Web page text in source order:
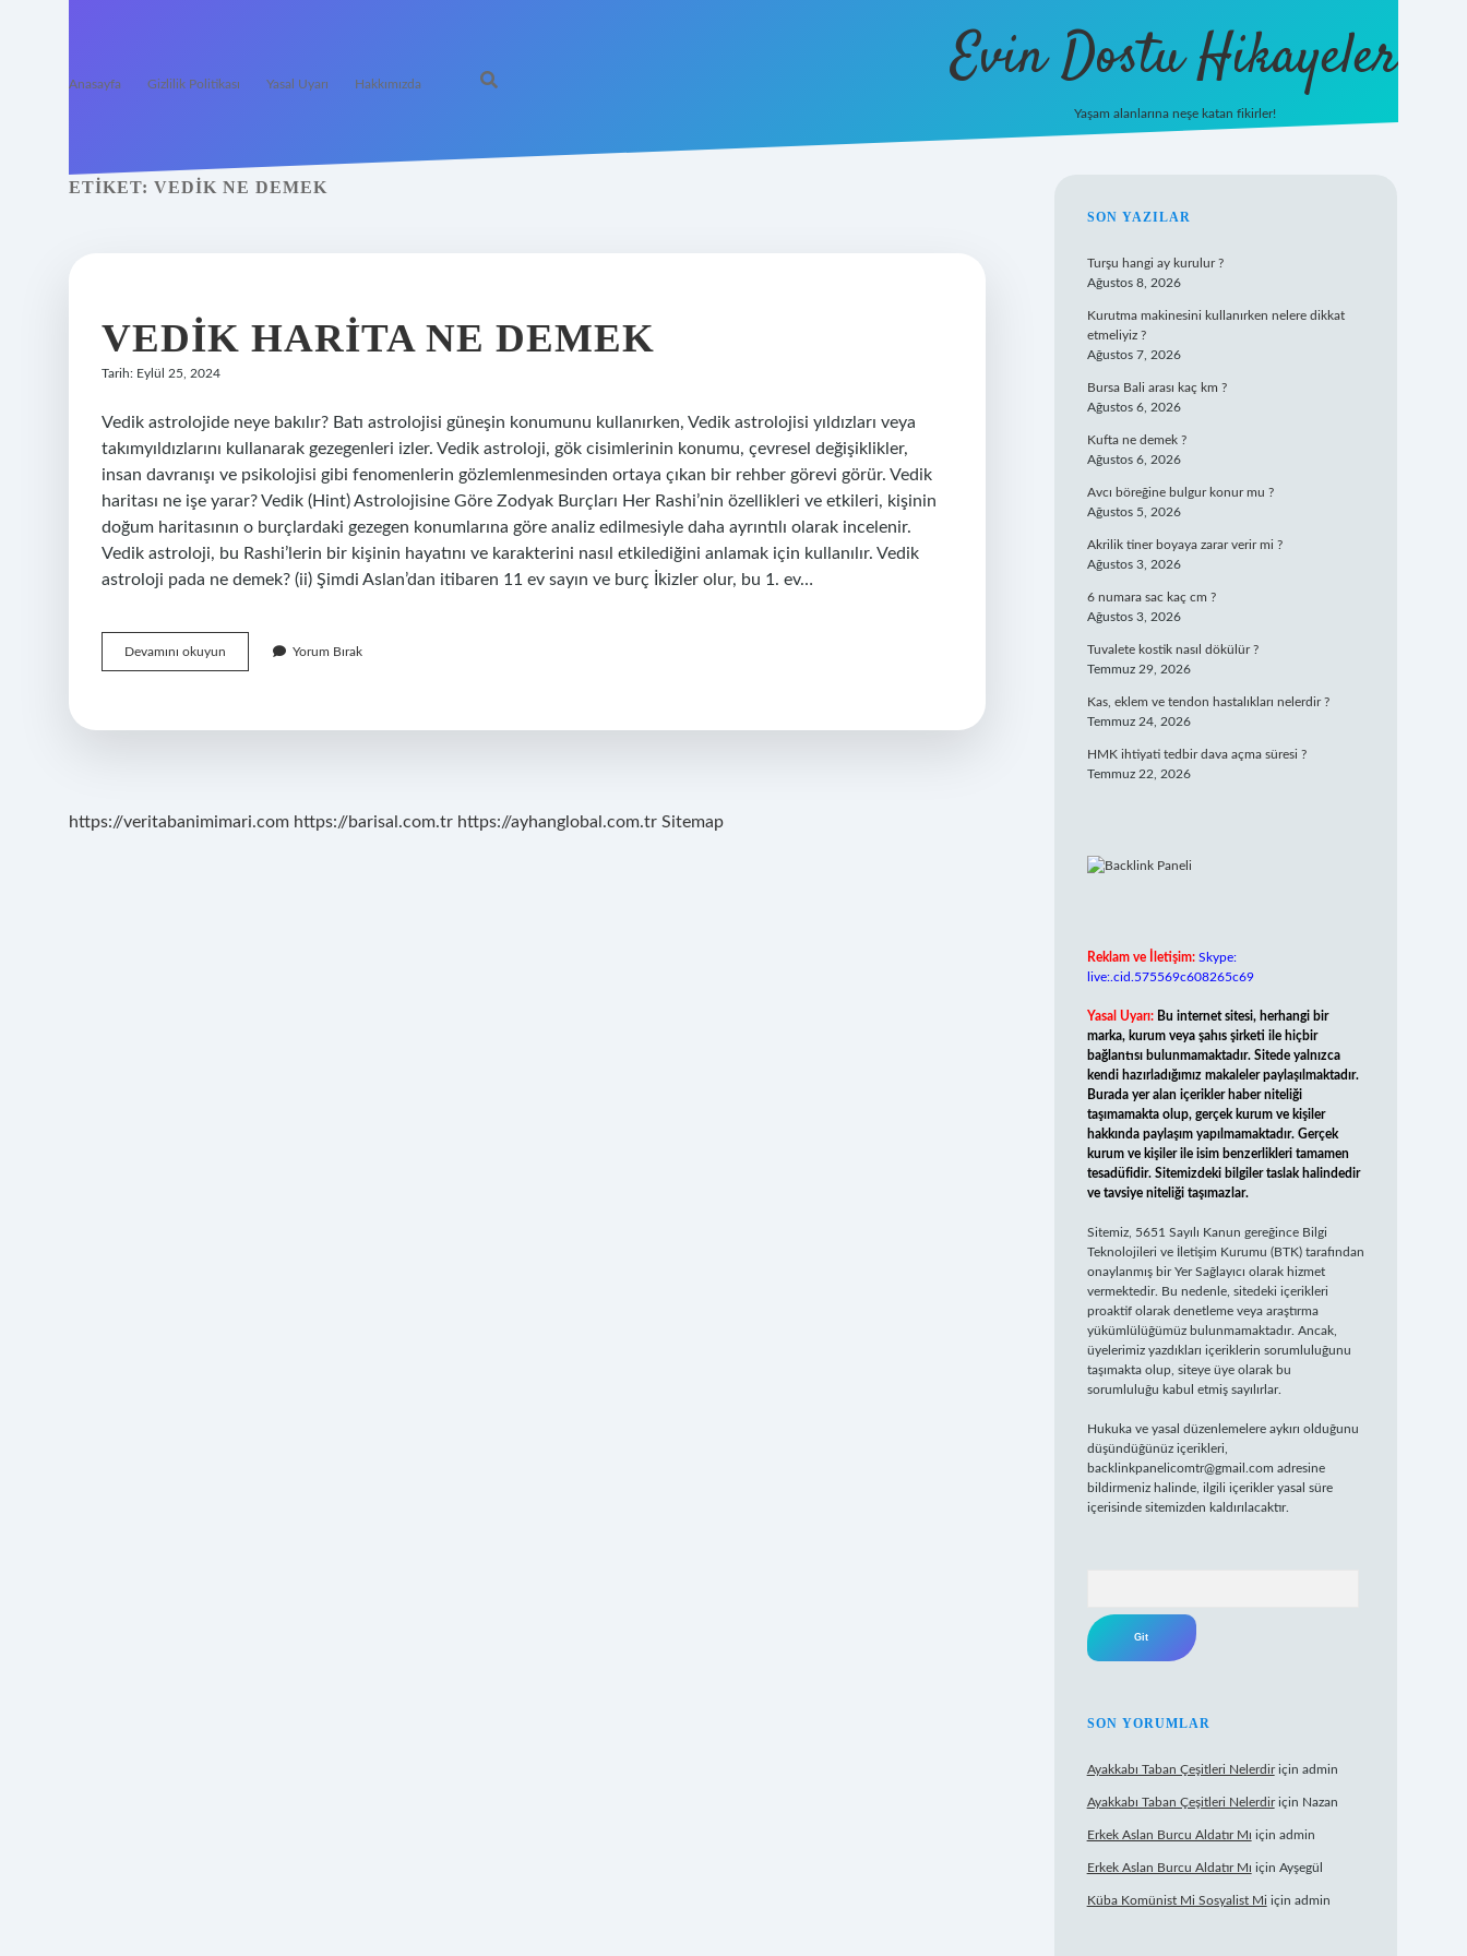
Anasayfa Gizlilik Politikası Yasal Uyarı Hakkımızda Evin Dostu Hikayeler
Yaşam alanlarına neşe katan fikirler!
ETIKET: VEDIK NE DEMEK
VEDIK HARITA NE DEMEK
Tarih: Eylül 25, 2024
Vedik astrolojide neye bakılır? Batı astrolojisi güneşin konumunu kullanırken, Vedik astrolojisi yıldızları veya
takımyıldızlarını kullanarak gezegenleri izler. Vedik astroloji, gök cisimlerinin konumu, çevresel değişiklikler,
insan davranışı ve psikolojisi gibi fenomenlerin gözlemlenmesinden ortaya çıkan bir rehber görevi görür. Vedik
haritası ne işe yarar? Vedik (Hint) Astrolojisine Göre Zodyak Burçları Her Rashi’nin özellikleri ve etkileri, kişinin
doğum haritasının o burçlardaki gezegen konumlarına göre analiz edilmesiyle daha ayrıntılı olarak incelenir.
Vedik astroloji, bu Rashi’lerin bir kişinin hayatını ve karakterini nasıl etkilediğini anlamak için kullanılır. Vedik
astroloji pada ne demek? (ii) Şimdi Aslan’dan itibaren 11 ev sayın ve burç İkizler olur, bu 1. ev…
Devamını okuyun
Harita
Yorum Bırak
https://veritabanimimari.com https://barisal.com.tr https://ayhanglobal.com.tr Sitemap
SIDEBAR
SON YAZILAR
Turşu hangi ay kurulur ?
Ağustos 8, 2026
Kurutma makinesini kullanırken nelere dikkat
etmeliyiz ?
Ağustos 7, 2026
Bursa Bali arası kaç km ?
Ağustos 6, 2026
Kufta ne demek ?
Ağustos 6, 2026
Avcı böreğine bulgur konur mu ?
Ağustos 5, 2026
Akrilik tiner boyaya zarar verir mi ?
Ağustos 3, 2026
6 numara sac kaç cm ?
Ağustos 3, 2026
Tuvalete kostik nasıl dökülür ?
Temmuz 29, 2026
Kas, eklem ve tendon hastalıkları nelerdir ?
Temmuz 24, 2026
HMK ihtiyati tedbir dava açma süresi ?
Temmuz 22, 2026
Reklam ve İletişim: Skype:
live:.cid.575569c608265c69
Yasal Uyarı: Bu internet sitesi, herhangi bir
marka, kurum veya şahıs şirketi ile hiçbir
bağlantısı bulunmamaktadır. Sitede yalnızca
kendi hazırladığımız makaleler paylaşılmaktadır.
Burada yer alan içerikler haber niteliği
taşımamakta olup, gerçek kurum ve kişiler
hakkında paylaşım yapılmamaktadır. Gerçek
kurum ve kişiler ile isim benzerlikleri tamamen
tesadüfidir. Sitemizdeki bilgiler taslak halindedir
ve tavsiye niteliği taşımazlar.
Sitemiz, 5651 Sayılı Kanun gereğince Bilgi
Teknolojileri ve İletişim Kurumu (BTK) tarafından
onaylanmış bir Yer Sağlayıcı olarak hizmet
vermektedir. Bu nedenle, sitedeki içerikleri
proaktif olarak denetleme veya araştırma
yükümlülüğümüz bulunmamaktadır. Ancak,
üyelerimiz yazdıkları içeriklerin sorumluluğunu
taşımakta olup, siteye üye olarak bu
sorumluluğu kabul etmiş sayılırlar.
Hukuka ve yasal düzenlemelere aykırı olduğunu
düşündüğünüz içerikleri,
backlinkpanelicomtr@gmail.com adresine
bildirmeniz halinde, ilgili içerikler yasal süre
içerisinde sitemizden kaldırılacaktır.
SON YORUMLAR
Ayakkabı Taban Çeşitleri Nelerdiriçin admin
Ayakkabı Taban Çeşitleri Nelerdiriçin Nazan
Erkek Aslan Burcu Aldatır Mı için admin
Erkek Aslan Burcu Aldatır Mı için Ayşegül
Küba Komünist Mi Sosyalist Mi için admin